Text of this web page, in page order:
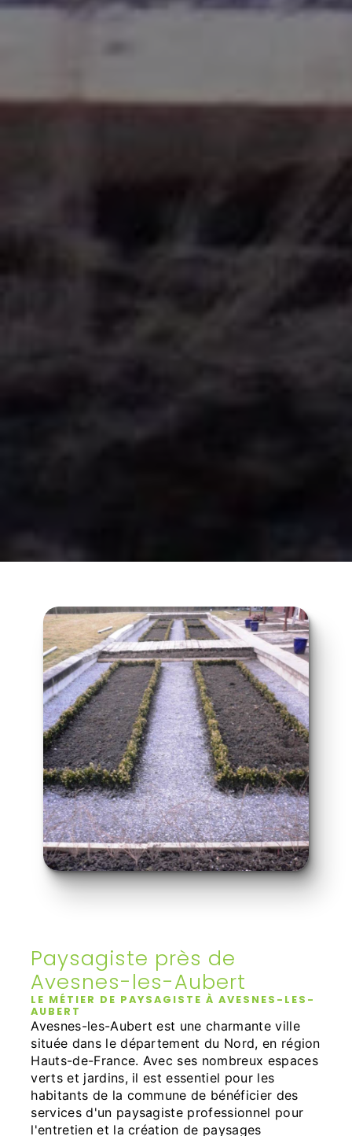
Paysagiste près de
Avesnes-les-Aubert
LE MÉTIER DE PAYSAGISTE À AVESNES-LES-
AUBERT
Avesnes-les-Aubert est une charmante ville
située dans le département du Nord, en région
Hauts-de-France. Avec ses nombreux espaces
verts et jardins, il est essentiel pour les
habitants de la commune de bénéficier des
services d'un paysagiste professionnel pour
l'entretien et la création de paysages